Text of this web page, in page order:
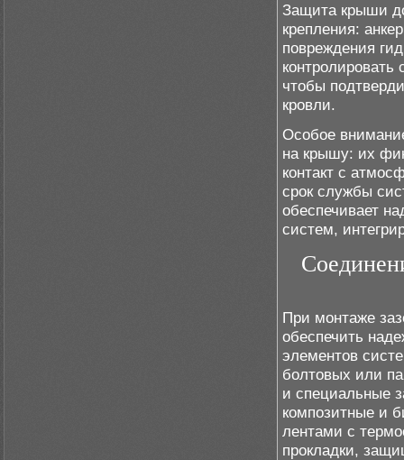
Защита крыши
крепления:
повреждения
чтобы
кровли.
Особое
на крышу: их
контакт с
срок службы
обеспечивает
систем,
При монтаже
обеспечить
элементов
болтовых или
и специальные
композитные и
лентами с
прокладки,